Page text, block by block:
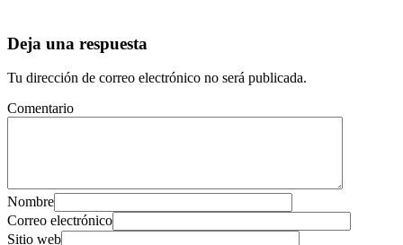
Deja una respuesta
Tu dirección de correo electrónico no será publicada.
Comentario
Nombre
Correo electrónico
Sitio web